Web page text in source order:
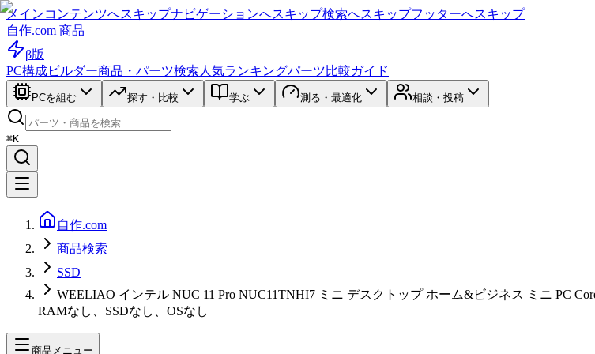
メインコンテンツへスキップナビゲーションへスキップ検索へスキップフッターへスキップ
自作.com 商品
β版
PC構成ビルダー商品・パーツ検索 人気ランキングパーツ比較ガイド
PCを組む 探す・比較 学ぶ 測る・最適化 相談・投稿
⌘K
自作.com
商品検索
SSD
WEELIAO インテル NUC 11 Pro NUC11TNHI7 ミニ デスクトップ ホーム&ビジネス ミニ PC
RAMなし、SSDなし、OSなし
商品メニュー